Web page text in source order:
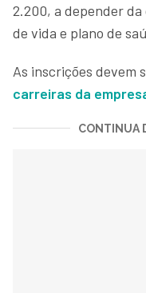
2.200, a depender
de vida e plano de
As inscrições devem
carreiras da
CONTINUA